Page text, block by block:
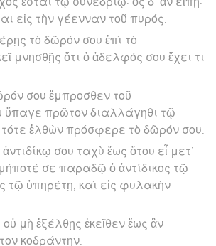
εἰς τὴν γέενναν τοῦ πυρός.
τὸ δῶρόν σου ἐπὶ τὸ
μνησθῇς ὅτι ὁ ἀδελφός σου ἔχει τι
σου ἔμπροσθεν τοῦ
ὕπαγε πρῶτον διαλλάγηθι τῷ
ἐλθὼν πρόσφερε τὸ δῶρόν σου.
σου ταχὺ ἕως ὅτου εἶ μετ’
σε παραδῷ ὁ ἀντίδικος τῷ
τῷ ὑπηρέτῃ, καὶ εἰς φυλακὴν
μὴ ἐξέλθῃς ἐκεῖθεν ἕως ἂν
κοδράντην.